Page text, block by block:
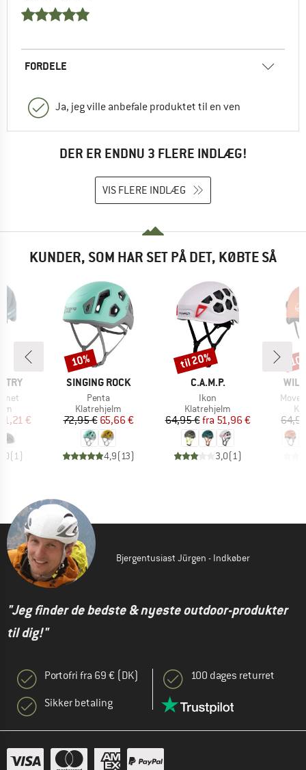
FORDELE
Ja, jeg ville anbefale produktet til en ven
DER ER ENDNU 3 FLERE INDLÆG!
VIS FLERE INDLÆG
KUNDER, SOM HAR SET PÅ DET, KØBTE SÅ
pris
€
(1)
MÆRKE
SINGING ROCK
Artikel
Penta
Produktgruppe
Klatrehjelm
Pris
72,95 €Nedsat pris
65,66 €
4,9(13)
Rabat
10%
MÆRKE
C.A.M.P.
Artikel
Ikon
Produktgruppe
Klatrehjelm
Pris
64,95 € Nedsat pris
fra 51,96 €
3,0(1)
Rabat
til 20%
Artikel
Bjergentusiast Jürgen - Indkøber
"Jeg finder de bedste & nyeste outdoor-produkter
til dig!"
Portofri fra 69 € (DK)
Sikker betaling
100 dages returret